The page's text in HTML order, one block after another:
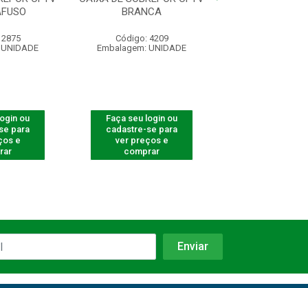
ou
para
e
BRANCA
Código: 4209
Embalagem: UNIDADE
Faça seu login ou
cadastre-se para
ver preços e
comprar